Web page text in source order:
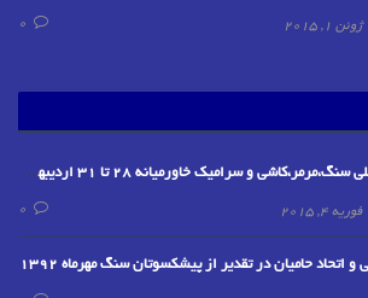
ژوئن 1, 2015
اولین نمایشگاه بین المللی سنگ،مرمر،کاشی و سرامیک خاورمیانه 28 تا 31 اردیبهشت ماه1394-دبی
فوریه 4, 2015
حامیان در تقدیر از پیشکسوتان سنگ مهرماه 1392